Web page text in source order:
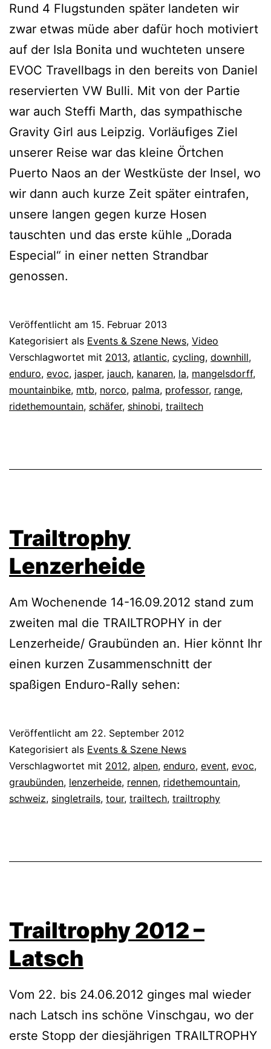
Rund 4 Flugstunden später landeten wir
zwar etwas müde aber dafür hoch motiviert
auf der Isla Bonita und wuchteten unsere
EVOC Travellbags in den bereits von Daniel
reservierten VW Bulli. Mit von der Partie
war auch Steffi Marth, das sympathische
Gravity Girl aus Leipzig. Vorläufiges Ziel
unserer Reise war das kleine Örtchen
Puerto Naos an der Westküste der Insel, wo
wir dann auch kurze Zeit später eintrafen,
unsere langen gegen kurze Hosen
tauschten und das erste kühle „Dorada
Especial“ in einer netten Strandbar
genossen.
Veröffentlicht am 15. Februar 2013
Kategorisiert als Events & Szene News, Video
Verschlagwortet mit 2013, atlantic, cycling, downhill,
enduro, evoc, jasper, jauch, kanaren, la, mangelsdorff,
mountainbike, mtb, norco, palma, professor, range,
ridethemountain, schäfer, shinobi, trailtech
Trailtrophy
Lenzerheide
Am Wochenende 14-16.09.2012 stand zum
zweiten mal die TRAILTROPHY in der
Lenzerheide/ Graubünden an. Hier könnt Ihr
einen kurzen Zusammenschnitt der
spaßigen Enduro-Rally sehen:
Veröffentlicht am 22. September 2012
Kategorisiert als Events & Szene News
Verschlagwortet mit 2012, alpen, enduro, event, evoc,
graubünden, lenzerheide, rennen, ridethemountain,
schweiz, singletrails, tour, trailtech, trailtrophy
Trailtrophy 2012 –
Latsch
Vom 22. bis 24.06.2012 ginges mal wieder
nach Latsch ins schöne Vinschgau, wo der
erste Stopp der diesjährigen TRAILTROPHY